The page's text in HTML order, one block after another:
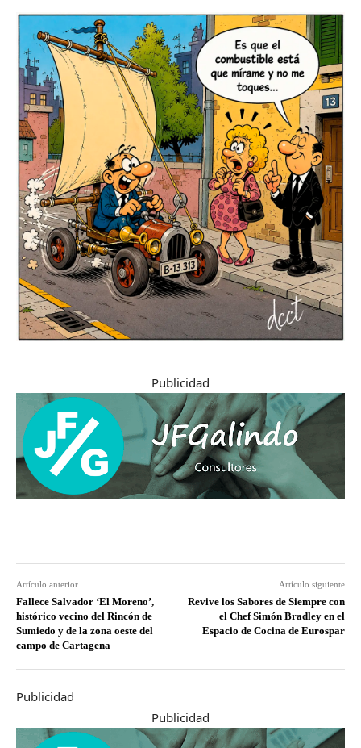
Publicidad
Artículo anterior
Fallece Salvador ‘El Moreno’,
histórico vecino del Rincón de
Sumiedo y de la zona oeste del
campo de Cartagena
Artículo siguiente
Revive los Sabores de Siempre con
el Chef Simón Bradley en el
Espacio de Cocina de Eurospar
Publicidad
Publicidad